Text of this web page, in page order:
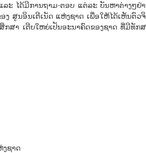
ລະ ໄດ້ມີການຖາມ-ຕອບ ແຕ່ລະ ບັນຫາຕ່າງໆ
ສູນອິນເຕີເນັດ ແຫ່ງຊາດ ເພື່ອໃຫ້ໄດ້ເຫັນຕົວ
ກສາ ເຕີບໃຫຍ່ເປັນອະນາຄົດຂອງຊາດ ທີ່ມີທັ
ງຊາດ